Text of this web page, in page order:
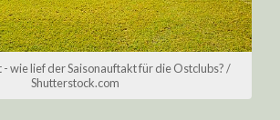
- wie lief der Saisonauftakt für die Ostclubs? /
Shutterstock.com